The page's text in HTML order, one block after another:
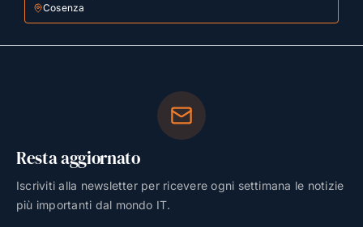
Cosenza
Resta aggiornato
Iscriviti alla newsletter per ricevere ogni settimana le notizie
più importanti dal mondo IT.